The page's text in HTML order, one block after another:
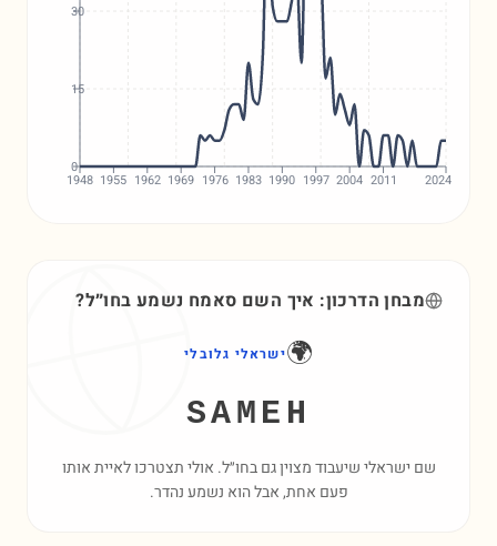
1948 1955 1962 1969 1976 1983 1990 1997 2004 2011 2024
0
15
30
מבחן הדרכון: איך השם סאמח נשמע בחו״ל?
🌍ישראלי גלובלי
SAMEH
שם ישראלי שיעבוד מצוין גם בחו״ל. אולי תצטרכו לאיית אותו
פעם אחת, אבל הוא נשמע נהדר.